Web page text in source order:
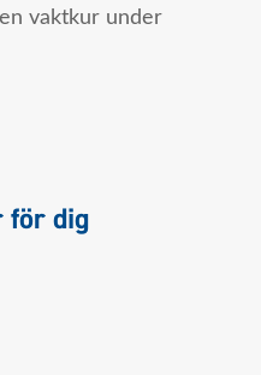
vaktkur under
för dig